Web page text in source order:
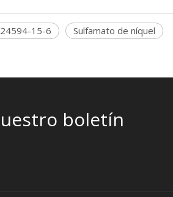
15-6 Sulfamato de níquel
boletín